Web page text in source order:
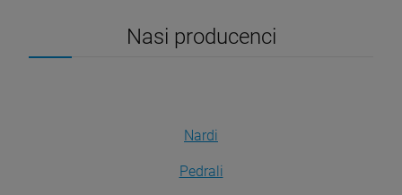
Nasi producenci
Nardi
Pedrali